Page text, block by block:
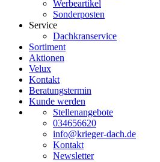
Werbeartikel
Sonderposten
Service
Dachkranservice
Sortiment
Aktionen
Velux
Kontakt
Beratungstermin
Kunde werden
Stellenangebote
034656620
info@krieger-dach.de
Kontakt
Newsletter